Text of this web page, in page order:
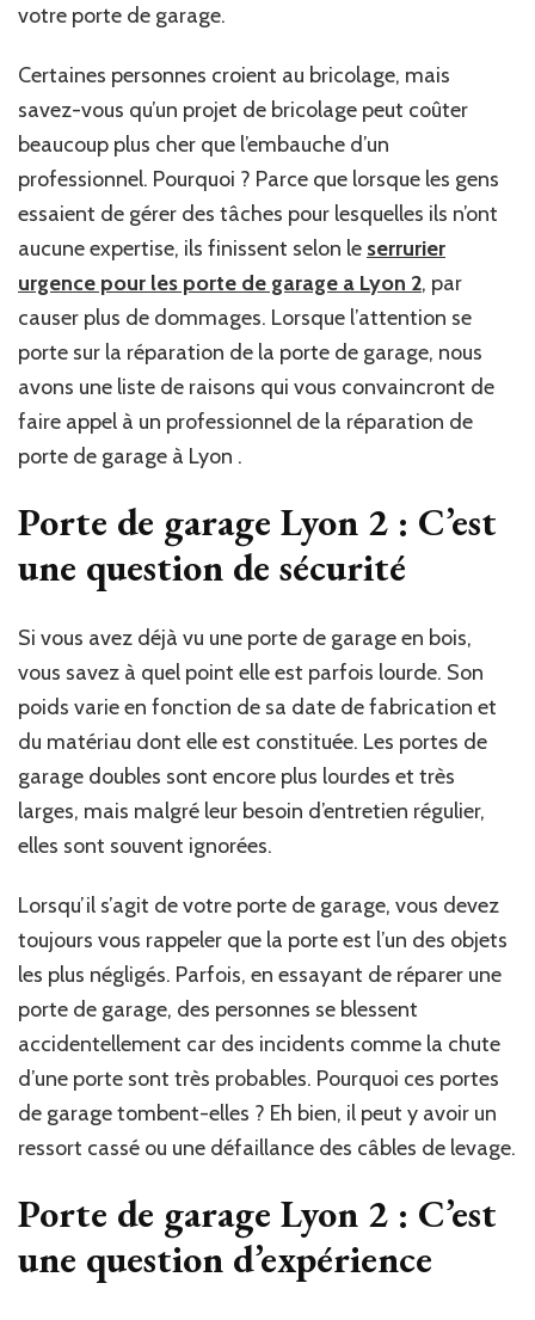
votre porte de garage.
Certaines personnes croient au bricolage, mais
savez-vous qu’un projet de bricolage peut coûter
beaucoup plus cher que l’embauche d’un
professionnel. Pourquoi ? Parce que lorsque les gens
essaient de gérer des tâches pour lesquelles ils n’ont
aucune expertise, ils finissent selon le serrurier
urgence pour les porte de garage a Lyon 2, par
causer plus de dommages. Lorsque l’attention se
porte sur la réparation de la porte de garage, nous
avons une liste de raisons qui vous convaincront de
faire appel à un professionnel de la réparation de
porte de garage à Lyon .
Porte de garage Lyon 2 : C’est
une question de sécurité
Si vous avez déjà vu une porte de garage en bois,
vous savez à quel point elle est parfois lourde. Son
poids varie en fonction de sa date de fabrication et
du matériau dont elle est constituée. Les portes de
garage doubles sont encore plus lourdes et très
larges, mais malgré leur besoin d’entretien régulier,
elles sont souvent ignorées.
Lorsqu’il s’agit de votre porte de garage, vous devez
toujours vous rappeler que la porte est l’un des objets
les plus négligés. Parfois, en essayant de réparer une
porte de garage, des personnes se blessent
accidentellement car des incidents comme la chute
d’une porte sont très probables. Pourquoi ces portes
de garage tombent-elles ? Eh bien, il peut y avoir un
ressort cassé ou une défaillance des câbles de levage.
Porte de garage Lyon 2 : C’est
une question d’expérience